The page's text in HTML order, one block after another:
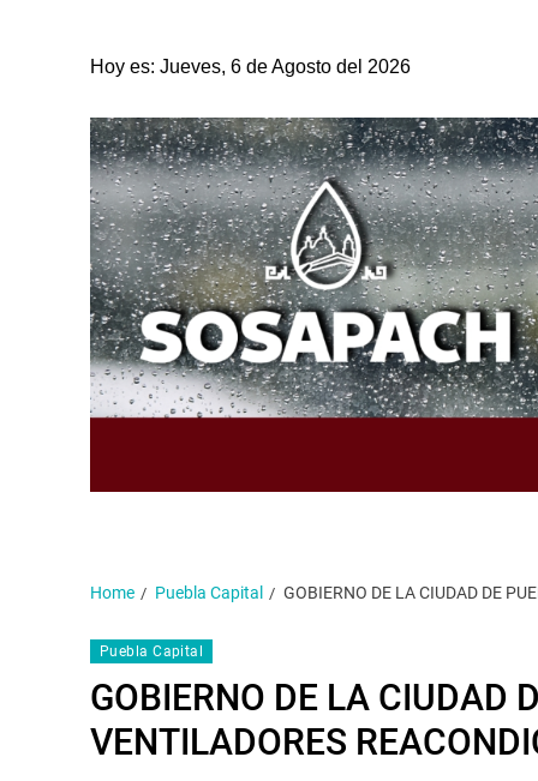
Hoy es: Jueves, 6 de Agosto del 2026
Home Puebla Capital GOBIERNO DE LA CIUDAD DE
Puebla Capital
GOBIERNO DE LA CIUDAD
VENTILADORES